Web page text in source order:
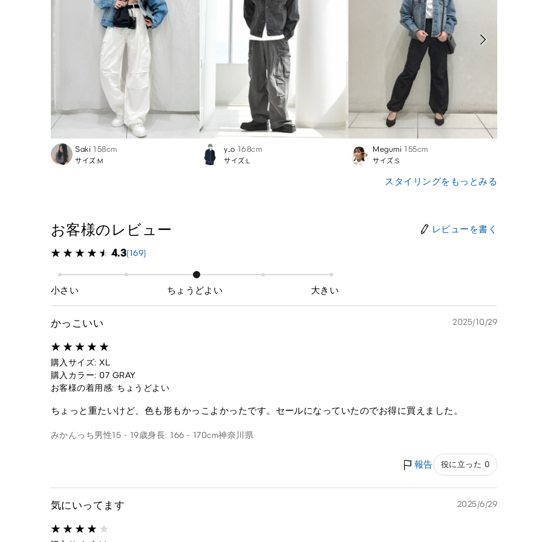
Saki 158cm
サイズ:M
y_o 168cm
サイズ:L
Megumi 155cm
サイズ:S
スタイリングをもっとみる
お客様のレビュー レビューを書く
4.3(169)
小さい ちょうどよい 大きい
かっこいい 2025/10/29
購入サイズ: XL
購入カラー: 07 GRAY
お客様の着用感: ちょうどよい
ちょっと重たいけど、色も形もかっこよかったです。セールになっていたのでお得に買えました。
みかんっち男性15 - 19歳身長: 166 - 170cm神奈川県
報告 役に立った 0
気にいってます 2025/6/29